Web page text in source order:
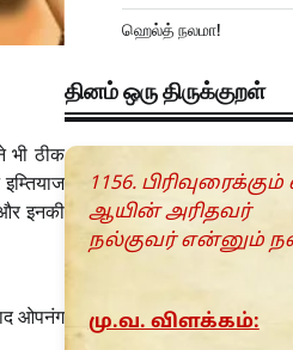
भी ठीक
इनकी
ओपनंग
ஹெல்த் நலமா!
தினம் ஒரு திருக்குறள்
1156.
ஆயின் அரிதவர்
நல்குவர் என்னும்
மு.வ. விளக்கம்: